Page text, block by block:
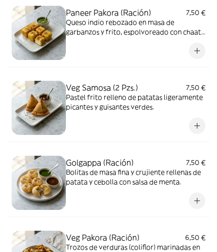
Paneer Pakora (Ración)
7,50 €
Queso indio rebozado en masa de
garbanzos y frito, espolvoreado con chaat
Veg Samosa (2 Pzs.)
7,50 €
Pastel frito relleno de patatas ligeramente
picantes y guisantes verdes.
Golgappa (Ración)
7,50 €
Bolitas de masa fina y crujiente rellenas de
patata y cebolla con salsa de menta.
Veg Pakora (Ración)
6,50 €
Trozos de verduras (coliflor) marinadas en